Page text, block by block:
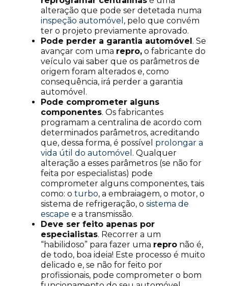
alteração que pode ser detetada numa
inspeção automóvel , pelo que convém
ter o projeto previamente aprovado.
Pode perder a garantia automóvel . Se
avançar com uma repro, o fabricante do
veículo vai saber que os parâmetros de
origem foram alterados e, como
consequência, irá perder a garantia
automóvel.
Pode comprometer alguns
componentes. Os fabricantes
programam a centralina de acordo com
determinados parâmetros, acreditando
que, dessa forma, é possível prolongar a
vida útil do automóvel . Qualquer
alteração a esses parâmetros (se não for
feita por especialistas) pode
comprometer alguns componentes, tais
como: o turbo, a embraiagem, o motor, o
sistema de refrigeração, o sistema de
escape e a transmissão.
Deve ser feito apenas por
especialistas. Recorrer a um
“habilidoso” para fazer uma repro não é,
de todo, boa ideia! Este processo é muito
delicado e, se não for feito por
profissionais, pode comprometer o bom